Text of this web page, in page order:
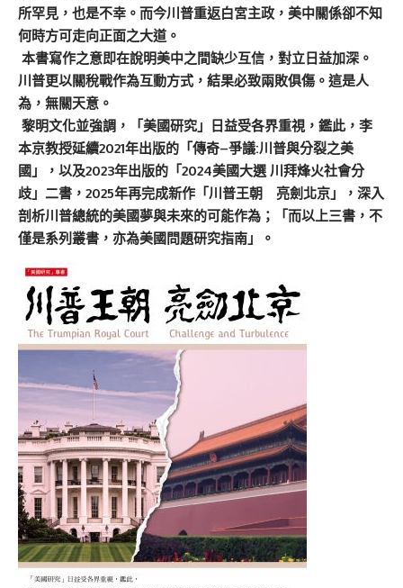
所罕見，也是不幸。而今川普重返白宮主政，美中關係卻不知
何時方可走向正面之大道。
本書寫作之意即在說明美中之間缺少互信，對立日益加深。
川普更以關稅戰作為互動方式，結果必致兩敗俱傷。這是人
為，無關天意。
黎明文化並強調，「美國研究」日益受各界重視，鑑此，李
本京教授延續2021年出版的「傳奇–爭議:川普與分裂之美
國」，以及2023年出版的「2024美國大選 川拜烽火社會分
歧」二書，2025年再完成新作「川普王朝 亮劍北京」，深入
剖析川普總統的美國夢與未來的可能作為；「而以上三書，不
僅是系列叢書，亦為美國問題研究指南」。